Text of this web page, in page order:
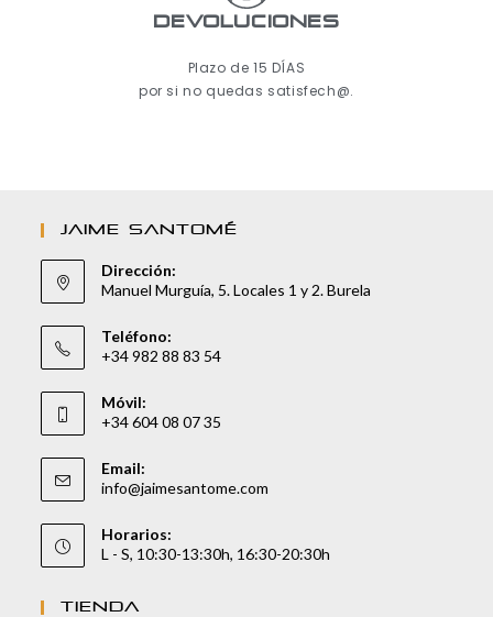
Devoluciones
Plazo de 15 DÍAS
por si no quedas satisfech@.
JAIME SANTOMÉ
Dirección:
Manuel Murguía, 5. Locales 1 y 2. Burela
Teléfono:
+34 982 88 83 54
Móvil:
+34 604 08 07 35
Email:
info@jaimesantome.com
Horarios:
L - S, 10:30-13:30h, 16:30-20:30h
TIENDA